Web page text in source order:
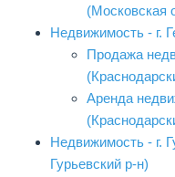
(Московская
Продажа
Аренда недвижимости
Недвижимость - г. Гурьевск (Кемеровская область,
Гурьевский р-н)